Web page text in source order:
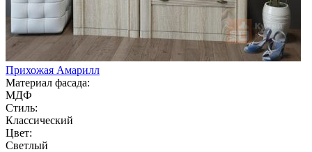
Прихожая Амарилл
Материал фасада:
МДФ
Стиль:
Классический
Цвет:
Светлый